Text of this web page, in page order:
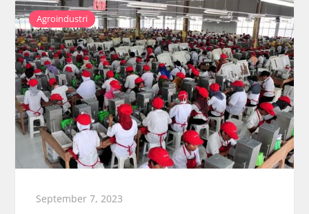
Agroindustri
September 7, 2023